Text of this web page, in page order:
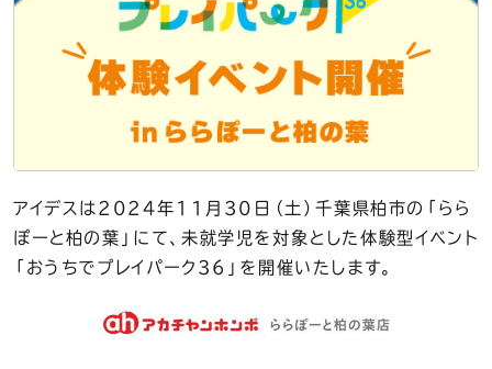
アイデスは2024年11月30日（土）千葉県柏市の「らら
ぽーと柏の葉」にて、未就学児を対象とした体験型イベント
「おうちでプレイパーク36」を開催いたします。